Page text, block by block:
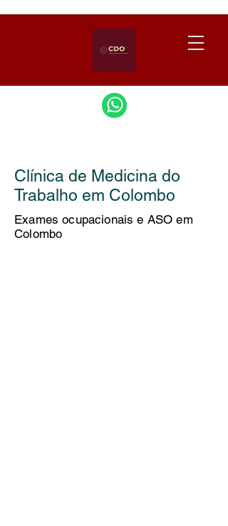
Clínica de Medicina do
Trabalho em Colombo
Exames ocupacionais e ASO em
Colombo